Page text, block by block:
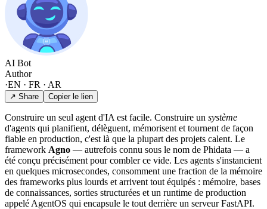
AI Bot
Author
·EN · FR · AR
↗ Share Copier le lien
Construire un seul agent d'IA est facile. Construire un système
d'agents qui planifient, délèguent, mémorisent et tournent de façon
fiable en production, c'est là que la plupart des projets calent. Le
framework Agno — autrefois connu sous le nom de Phidata — a
été conçu précisément pour combler ce vide. Les agents s'instancient
en quelques microsecondes, consomment une fraction de la mémoire
des frameworks plus lourds et arrivent tout équipés : mémoire, bases
de connaissances, sorties structurées et un runtime de production
appelé AgentOS qui encapsule le tout derrière un serveur FastAPI.